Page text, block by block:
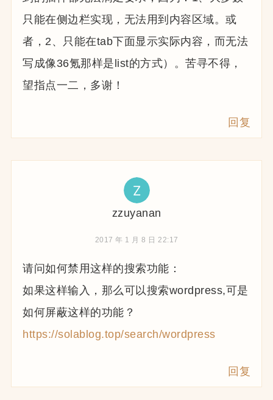
只能在侧边栏实现，无法用到内容区域。或
者，2、只能在tab下面显示实际内容，而无法
写成像36氪那样是list的方式）。苦寻不得，
望指点一二，多谢！
回复
zzuyanan
2017 年 1 月 8 日 22:17
请问如何禁用这样的搜索功能：
如果这样输入，那么可以搜索wordpress,可是
如何屏蔽这样的功能？
https://solablog.top/search/wordpress
回复